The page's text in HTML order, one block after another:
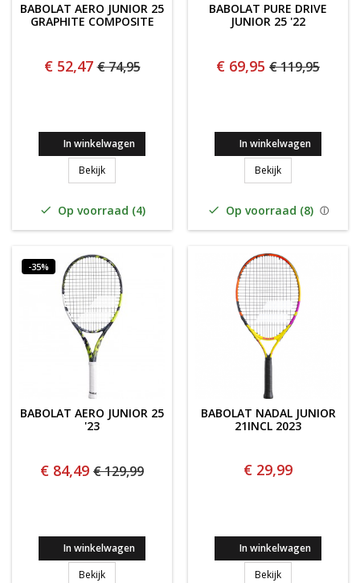
BABOLAT AERO JUNIOR 25
GRAPHITE COMPOSITE
€ 52,47 € 74,95
In winkelwagen
BekijkBabolat Aero Junior 25 Graphite composite
 Op voorraad (4)
BABOLAT PURE DRIVE
JUNIOR 25 '22
€ 69,95 € 119,95
In winkelwagen
BekijkBABOLAT PURE
 Op voorraad (8)
-35%
BABOLAT AERO JUNIOR 25
'23
€ 84,49 € 129,99
In winkelwagen
BekijkBABOLAT AERO JUNIOR 25 '23
BABOLAT NADAL JUNIOR
21INCL 2023
€ 29,99
In winkelwagen
BekijkBABOLAT